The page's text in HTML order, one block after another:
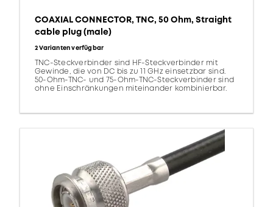
COAXIAL CONNECTOR, TNC, 50 Ohm, Straight
cable plug (male)
2 Varianten verfügbar
TNC-Steckverbinder sind HF-Steckverbinder mit
Gewinde, die von DC bis zu 11 GHz einsetzbar sind.
50-Ohm-TNC- und 75-Ohm-TNC-Steckverbinder sind
ohne Einschränkungen miteinander kombinierbar.